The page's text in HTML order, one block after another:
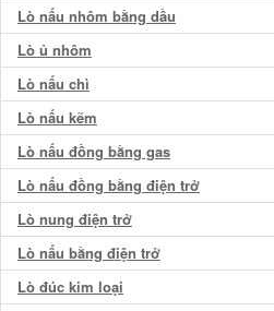
Lò nấu nhôm bằng dầu
Lò ủ nhôm
Lò nấu chì
Lò nấu kẽm
Lò nấu đồng bằng gas
Lò nấu đồng bằng điện trở
Lò nung điện trở
Lò nấu bằng điện trở
Lò đúc kim loại